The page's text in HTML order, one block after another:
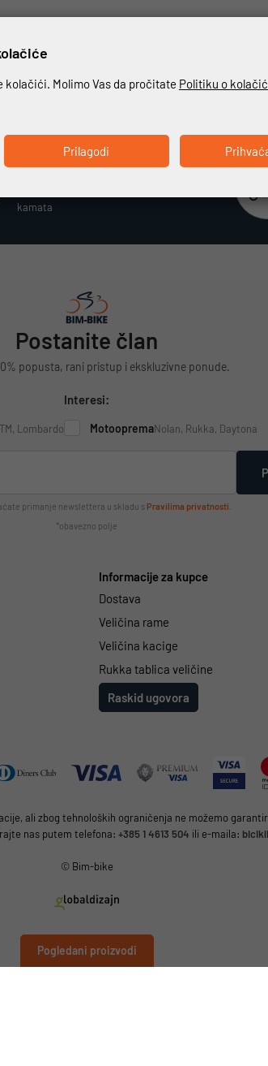
Pogledani proizvodi
Beskamatno plaćanje
kamata
Postanite član
popusta, rani pristup i ekskluzivne ponude.
Interesi:
Lombardo MotoopremaNolan, Rukka, Daytona
primanje newslettera u skladu s Pravilima privatnosti
*obavezno polje
Informacije za kupce
Dostava
Veličina rame
Veličina kacige
Rukka tablica veličine
Raskid ugovora
ali zbog tehnoloških ograničenja ne možemo
nas putem telefona: +385 1 4613 504 ili e-maila:
© Bim-bike
Molimo Vas da pročitate Politiku o
Prilagodi